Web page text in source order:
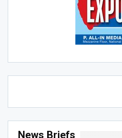
News Briefs